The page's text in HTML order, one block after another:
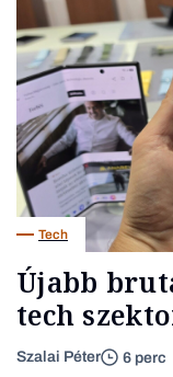
Tech
Újabb
tech
Szalai Péter 6 perc